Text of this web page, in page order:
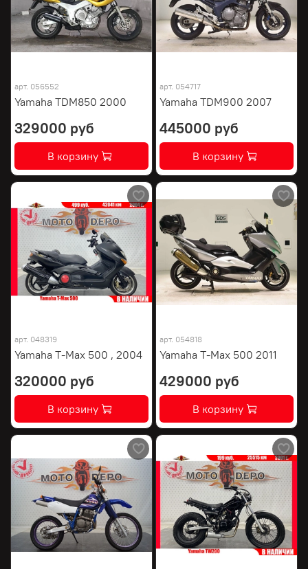
арт. 056552
Yamaha TDM850 2000
329000 руб
В корзину
арт. 054717
Yamaha TDM900 2007
445000 руб
В корзину
арт. 048319
Yamaha T-Max 500 , 2004
320000 руб
В корзину
арт. 054818
Yamaha T-Max 500 2011
429000 руб
В корзину